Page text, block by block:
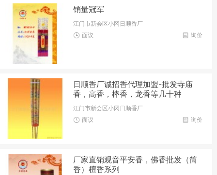
销量冠军
江门市新会区小冈日顺香厂
询价
面议
日顺香厂诚招香代理加盟-批发寺庙
香，高香，棒香，龙香等几十种
江门市新会区小冈日顺香厂
询价
面议
厂家直销观音平安香，佛香批发（筒
香）檀香系列